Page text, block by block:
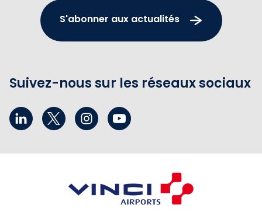
S'abonner aux actualités
Suivez-nous sur les réseaux sociaux